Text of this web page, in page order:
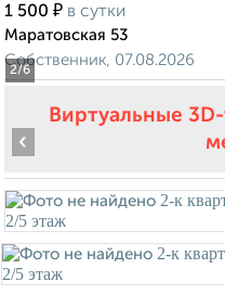
2/6
1 500 ₽ в сутки
Маратовская 53
Собственник, 07.08.2026
Виртуальные
‹